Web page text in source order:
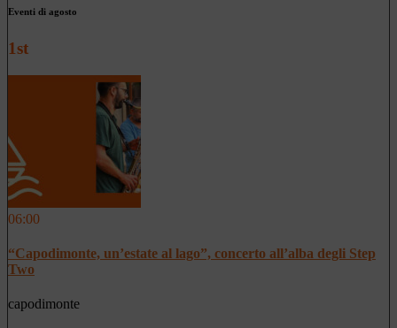
Eventi di agosto
1st
06:00
“Capodimonte, un’estate al lago”, concerto all’alba degli Step
Two
capodimonte